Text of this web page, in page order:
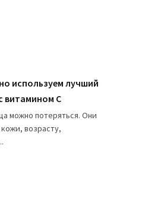
используем лучший
витамином C
можно потеряться. Они
возрасту,